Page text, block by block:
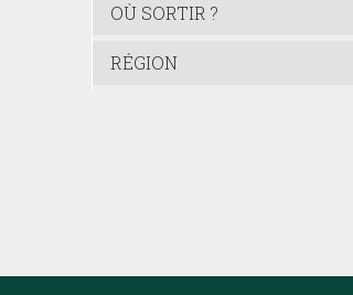
OÙ SORTIR ?
RÉGION